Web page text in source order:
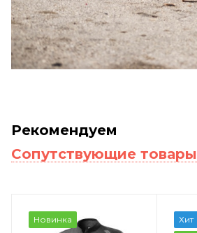
Рекомендуем
Сопутствующие товары
Новинка
Хит